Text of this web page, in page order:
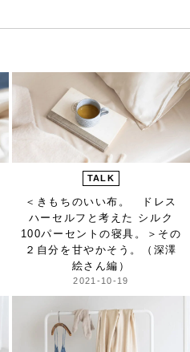
TALK
＜きもちのいい布。 ドレス
ハーセルフと考えた シルク
100パーセントの寝具。＞ その
２自分を甘やかそう。（深澤
絵さん編）
2021-10-19